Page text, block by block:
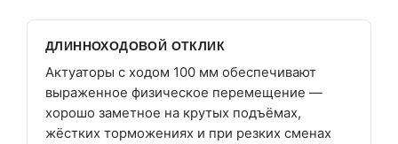
ДЛИННОХОДОВОЙ ОТКЛИК
Актуаторы с ходом 100 мм обеспечивают
выраженное физическое перемещение —
хорошо заметное на крутых подъёмах,
жёстких торможениях и при резких сменах